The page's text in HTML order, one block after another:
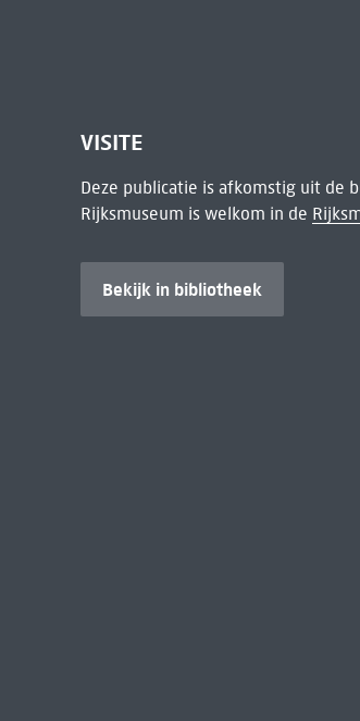
VISITE
Deze publicatie is afkomstig uit de
Rijksmuseum is welkom in de
Bekijk in bibliotheek